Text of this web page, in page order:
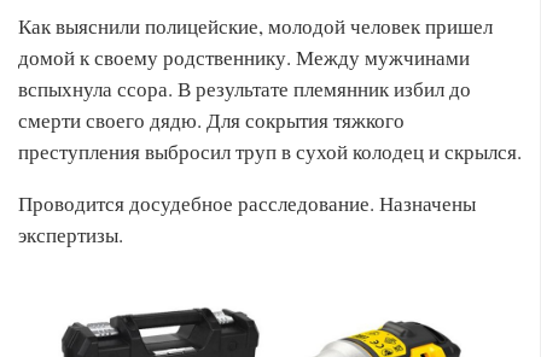
Как выяснили полицейские, молодой человек пришел
домой к своему родственнику. Между мужчинами
вспыхнула ссора. В результате племянник избил до
смерти своего дядю. Для сокрытия тяжкого
преступления выбросил труп в сухой колодец и скрылся.
Проводится досудебное расследование. Назначены
экспертизы.